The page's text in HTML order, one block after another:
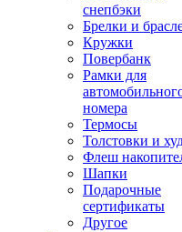
снепбэки
Брелки и
Кружки
Повербанк
Рамки для
номера
Термосы
Толстовки и
Флеш
Шапки
Подарочные
сертификаты
Другое